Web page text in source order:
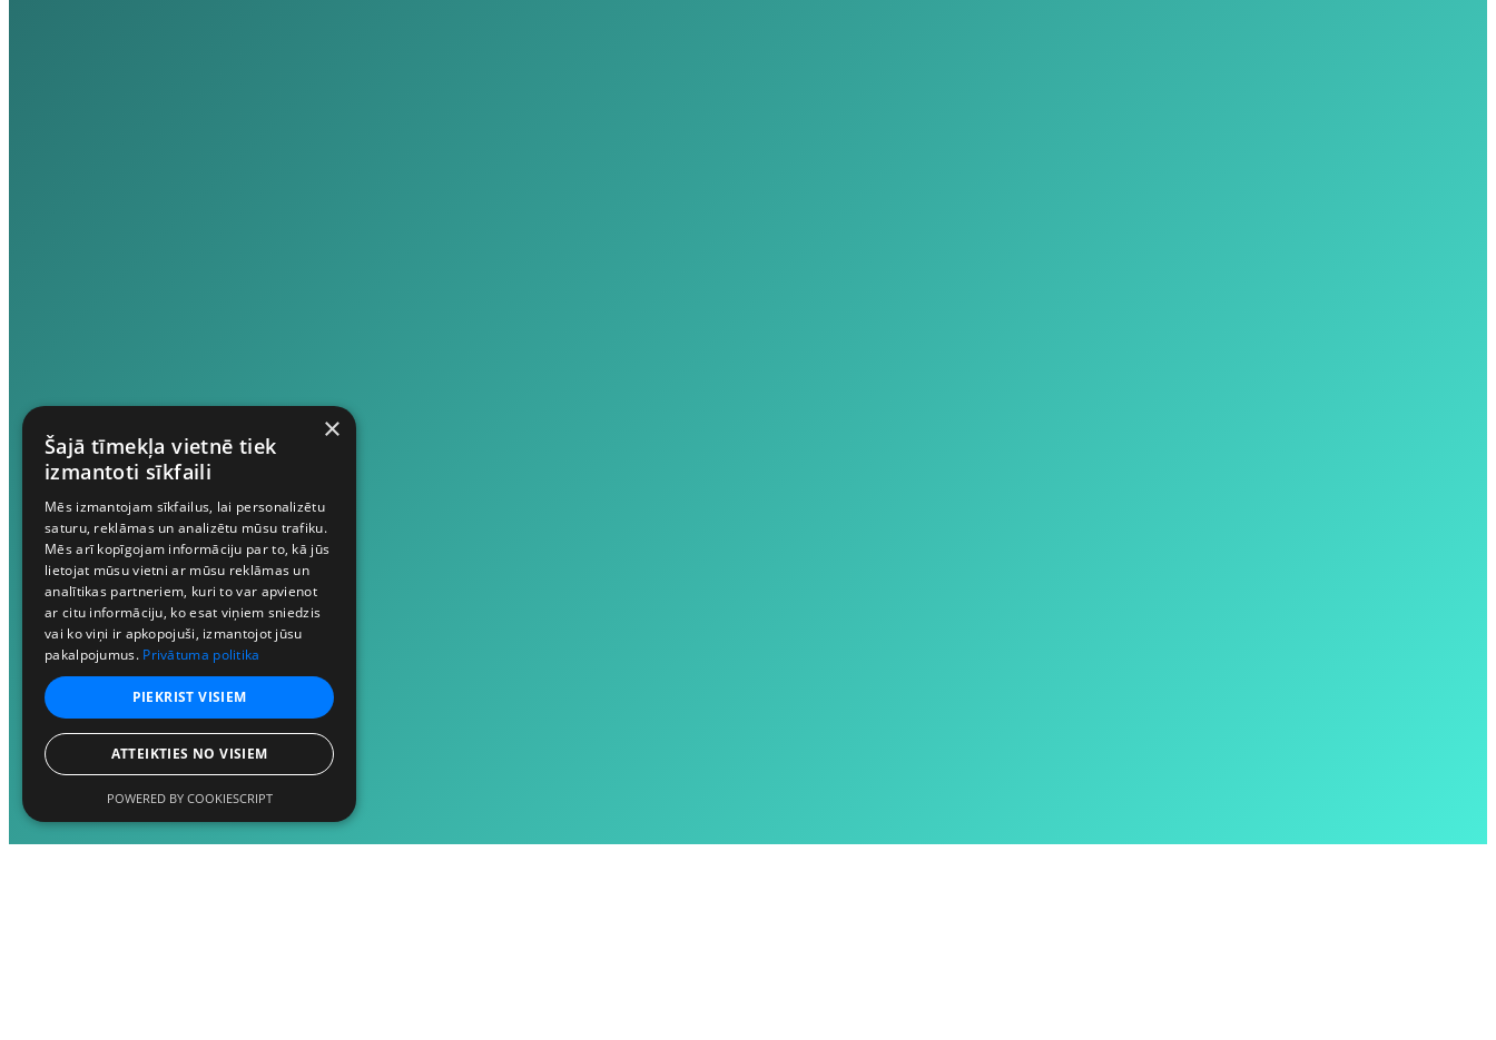
×
Šajā tīmekļa vietnē tiek
izmantoti sīkfaili
Mēs izmantojam sīkfailus, lai personalizētu
saturu, reklāmas un analizētu mūsu trafiku.
Mēs arī kopīgojam informāciju par to, kā jūs
lietojat mūsu vietni ar mūsu reklāmas un
analītikas partneriem, kuri to var apvienot
ar citu informāciju, ko esat viņiem sniedzis
vai ko viņi ir apkopojuši, izmantojot jūsu
pakalpojumus. Privātuma politika
PIEKRIST VISIEM
ATTEIKTIES NO VISIEM
POWERED BY COOKIESCRIPT